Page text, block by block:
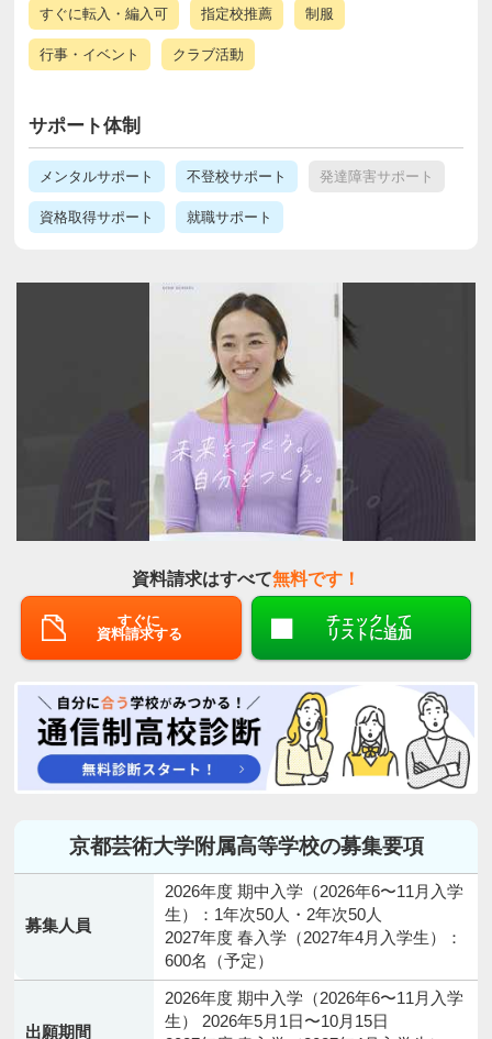
すぐに転入・編入可 指定校推薦 制服
行事・イベント クラブ活動
サポート体制
メンタルサポート 不登校サポート 発達障害サポート
資格取得サポート 就職サポート
資料請求はすべて無料です！
すぐに
資料請求する
チェックして
リストに追加
京都芸術大学附属高等学校の募集要項
募集人員
2026年度 期中入学（2026年6〜11月入学
生）：1年次50人・2年次50人
2027年度 春入学（2027年4月入学生）：
600名（予定）
出願期間
2026年度 期中入学（2026年6〜11月入学
生） 2026年5月1日〜10月15日